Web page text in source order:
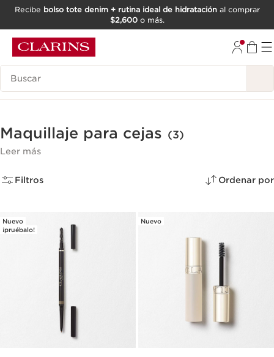
IR AL PIE DE PÁGINA
Recibe bolso tote denim + rutina ideal de hidrataciónal comprar
$2,600o más.
Buscar
Maquillaje para cejas (3)
Leer más
Filtros Ordenar por
Nuevo
¡pruébalo!
Nuevo